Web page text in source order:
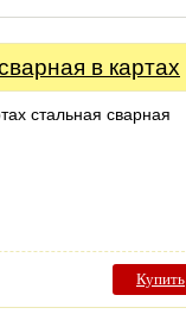
в картах
стальная сварная
Купить